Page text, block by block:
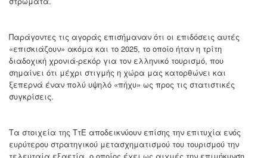
Παράγοντες τις αγοράς επισήμαναν ότι οι επιδόσεις αυτές
«επισκιάζουν» ακόμα και το 2025, το οποίο ήταν η τρίτη
διαδοχική χρονιά-ρεκόρ για τον ελληνικό τουρισμό, που
σημαίνει ότι μέχρι στιγμής η χώρα μας κατορθώνει και
ξεπερνά έναν πολύ υψηλό «πήχυ» ως προς τις στατιστικές
συγκρίσεις.
Τα στοιχεία της ΤτΕ αποδεικνύουν επίσης την επιτυχία ενός
ευρύτερου στρατηγικού μετασχηματισμού του τουρισμού την